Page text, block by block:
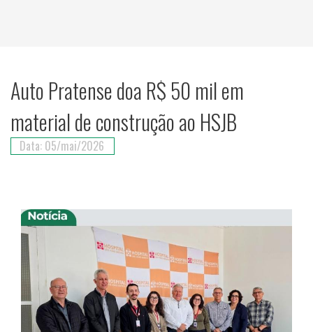
Auto Pratense doa R$ 50 mil em
material de construção ao HSJB
Data: 05/mai/2026